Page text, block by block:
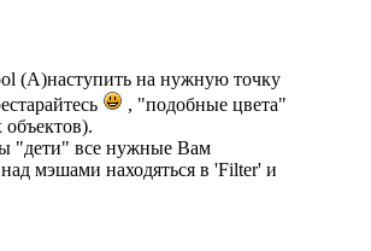
(A)наступить на нужную точку
, "подобные цвета"
"дети" все нужные Вам
мэшами находяться в 'Filter' и